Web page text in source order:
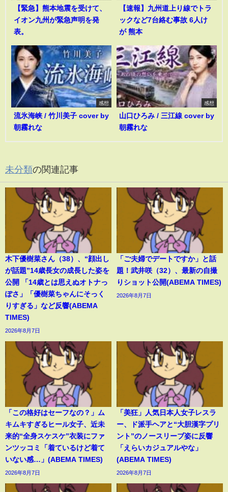
【緊急】熊本地震を受けて、
イオン九州が緊急声明を発
表。
【速報】九州道上り線でトラ
ックなど7台絡む事故 6人け
が 熊本
感想
流氷海峡 / 竹川美子 cover by
朝霧れな
感想
山口ひろみ / 三江線 cover by
朝霧れな
未分類の関連記事
木下優樹菜さん（38）、“顔出し
が話題”14歳長女の成長した姿を
公開 「14歳とは思えぬオトナっ
ぽさ」「優樹菜ちゃんにそっく
りすぎる」など反響(ABEMA
TIMES)
2026年8月7日
「ご夫婦でデートですか」と話
題！武井咲（32）、最新の自撮
りショット公開(ABEMA TIMES)
2026年8月7日
「この格好はセーフなの？」ム
キムキすぎるヒール女子、近未
来的“全身スケスケ”衣装にファ
ンツッコミ「着ているけど着て
いない感…」(ABEMA TIMES)
2026年8月7日
「美狂」人気日本人女子レスラ
ー、ド派手ヘアと“大胆漢字プリ
ント”のノースリーブ姿に反響
「えらいカジュアルやな」
(ABEMA TIMES)
2026年8月7日